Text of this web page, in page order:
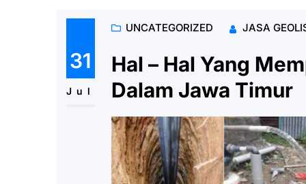
31
Jul
UNCATEGORIZED JASA
Hal – Hal Yang
Dalam Jawa Timur